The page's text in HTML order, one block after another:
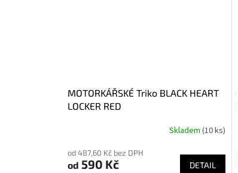
MOTORKÁŘSKÉ Triko BLACK HEART
LOCKER RED
Skladem (10 ks)
od 487,60 Kč bez DPH
od 590 Kč DETAIL